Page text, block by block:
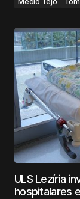
ULS Lezíria
hospitalares